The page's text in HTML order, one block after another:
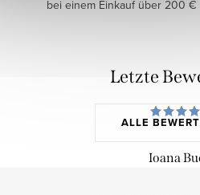
bei einem Einkauf über 200 €
Letzte
ALLE
Ioana